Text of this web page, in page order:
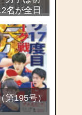
名が全日
学生剣道
195号）